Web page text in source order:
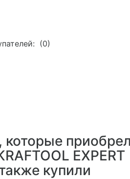
(0)
которые
EXPERT
купили